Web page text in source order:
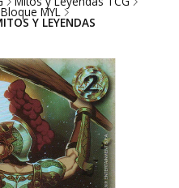
MYL
Y LEYENDAS